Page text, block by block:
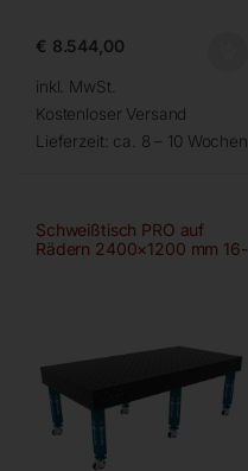
€ 8.544,00
inkl. MwSt.
Kostenloser Versand
Lieferzeit: ca. 8 – 10 Wochen
Schweißtisch PRO auf
Rädern 2400×1200 mm 16-